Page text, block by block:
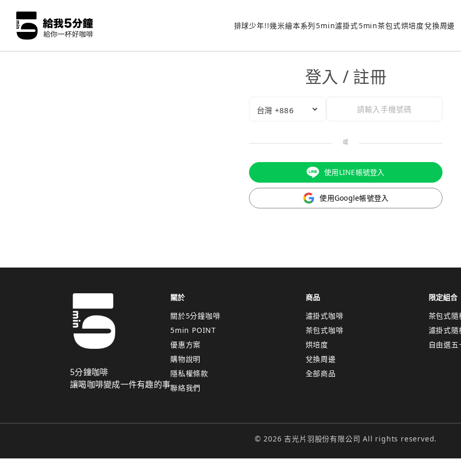
排球少年!!幾米繪本系列5min濾掛式5min茶包式烘培度兌換周邊
登入 / 註冊
或
使用LINE帳號登入
使用Google帳號登入
5分鐘咖啡
讓喝咖啡變成一件有趣的事
關於
關於5分鐘咖啡
5min POINT
優惠方案
購物說明
隱私權條款
聯絡我們
商品
濾掛式咖啡
茶包式咖啡
烘培度
兌換周邊
全部商品
限定組合
茶包式隨
濾掛式隨
自由選
© 2026 吉光片羽股份有限公司 All rights reserved.
點擊確認後，我們會將認證碼透過簡訊傳送至
驗證碼已成功發送至您的手機門號！
關閉